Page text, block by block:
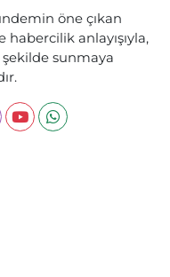
öne çıkan
habercilik anlayışıyla,
şekilde sunmaya